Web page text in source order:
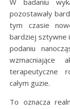
pozostawały
tym czasie
bardziej sztywne
podaniu
wzmacniające
terapeutyczne
całym guzie.
To oznacza